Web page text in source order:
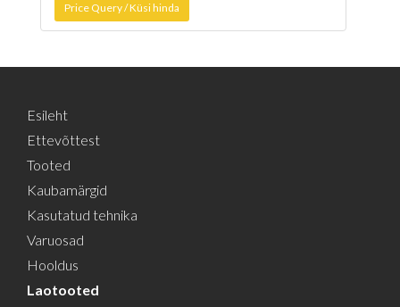
Price Query / Küsi hinda
Esileht
Ettevõttest
Tooted
Kaubamärgid
Kasutatud tehnika
Varuosad
Hooldus
Laotooted